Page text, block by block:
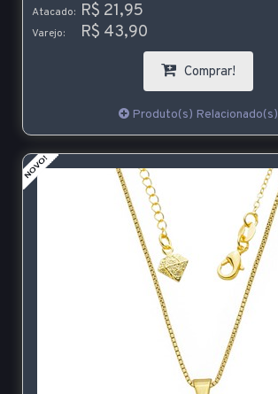
Atacado: R$ 21,95
Varejo: R$ 43,90
Comprar!
Produto(s) Relacionado(s)